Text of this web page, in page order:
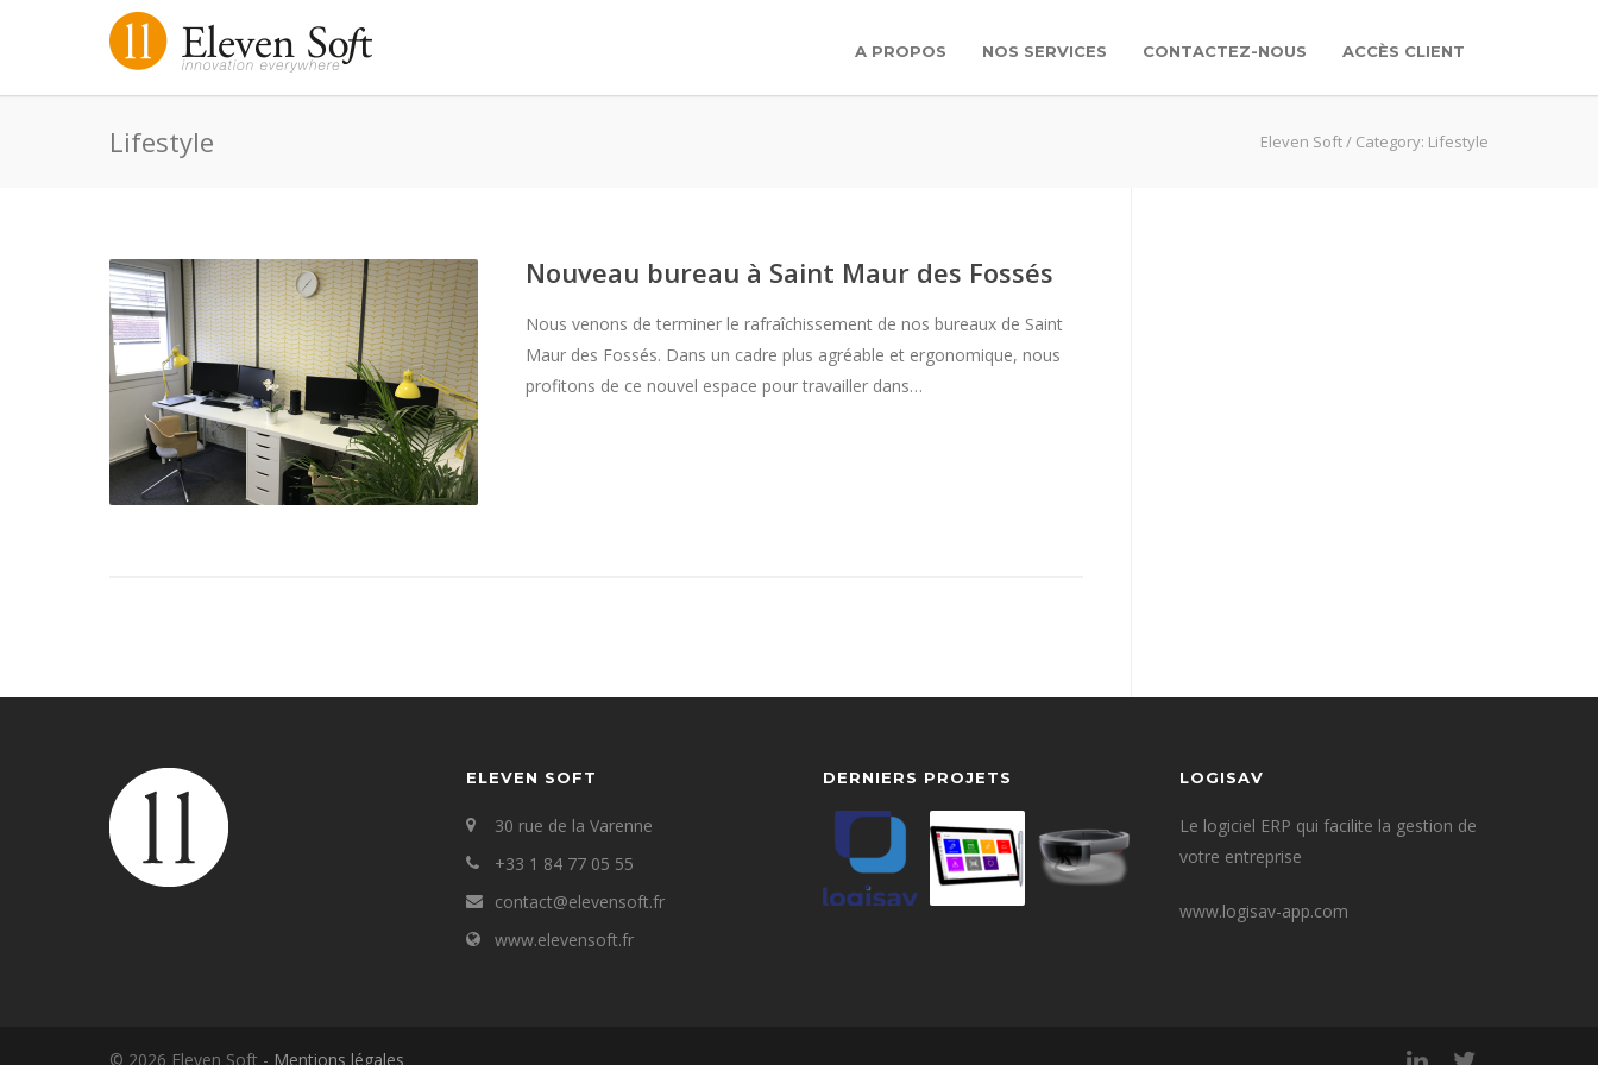
A PROPOS NOS SERVICES CONTACTEZ-NOUS ACCÈS CLIENT
Lifestyle Eleven Soft/ Category: Lifestyle
Nouveau bureau à Saint Maur des Fossés
Nous venons de terminer le rafraîchissement de nos bureaux de Saint
Maur des Fossés. Dans un cadre plus agréable et ergonomique, nous
profitons de ce nouvel espace pour travailler dans…
ELEVEN SOFT
30 rue de la Varenne
+33 1 84 77 05 55
contact@elevensoft.fr
www.elevensoft.fr
DERNIERS PROJETS LOGISAV
Le logiciel ERP qui facilite la gestion de
votre entreprise
www.logisav-app.com
© 2026 Eleven Soft - Mentions légales